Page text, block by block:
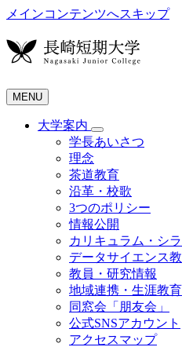
メインコンテンツへスキップ
MENU
大学案内
学長あいさつ
理念
茶道教育
沿革・校歌
3つのポリシー
情報公開
カリキュラム・シ
データサイエンス
教員・研究情報
地域連携・生涯教育
同窓会「朋友会」
公式SNSアカウント
アクセスマップ